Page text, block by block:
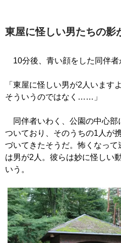
東屋に怪しい男たちの
10分後、青い顔をした同伴者
「東屋に怪しい男が2人います
そういうのではなく……」
同伴者いわく、公園の中心部
ついており、そのうちの1人が
づいてきたそうだ。怖くなって
は男が2人。彼らは妙に怪しい
いう。